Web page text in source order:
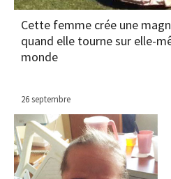
Cette femme crée une
quand elle tourne sur elle-
monde
26 septembre